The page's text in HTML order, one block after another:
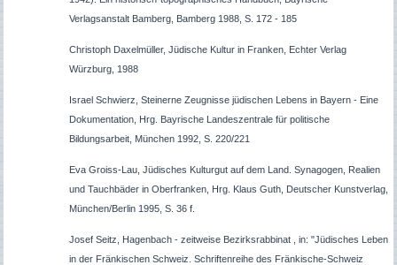
Verlagsanstalt Bamberg, Bamberg 1988, S. 172 - 185
Christoph Daxelmüller, Jüdische Kultur in Franken, Echter Verlag
Würzburg, 1988
Israel Schwierz, Steinerne Zeugnisse jüdischen Lebens in Bayern - Eine
Dokumentation, Hrg. Bayrische Landeszentrale für politische
Bildungsarbeit, München 1992, S. 220/221
Eva Groiss-Lau, Jüdisches Kulturgut auf dem Land. Synagogen, Realien
und Tauchbäder in Oberfranken, Hrg. Klaus Guth, Deutscher Kunstverlag,
München/Berlin 1995, S. 36 f.
Josef Seitz, Hagenbach - zeitweise Bezirksrabbinat , in: "Jüdisches Leben
in der Fränkischen Schweiz. Schriftenreihe des Fränkische-Schweiz